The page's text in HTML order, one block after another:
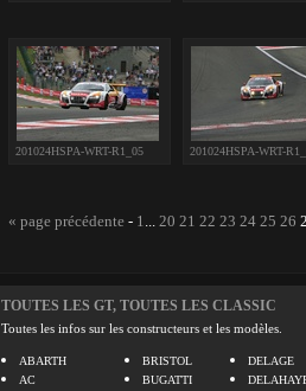
201024HSPA-WRT-R1_05 201024HSPA-WRT-
« page précédente - 1... 20 21 22 23 24 25 26
TOUTES LES GT, TOUTES LES CLASSIC
Toutes les infos sur les constructeurs et les modèles.
ABARTH
AC
BRISTOL
BUGATTI
DELAGE